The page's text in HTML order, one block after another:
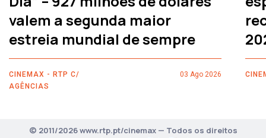
valem a segunda maior
estreia mundial de sempre
CINEMAX - RTP C/
AGÊNCIAS
03 Ago 2026
© 2011/2026 www.rtp.pt/cinemax — Todos os direitos